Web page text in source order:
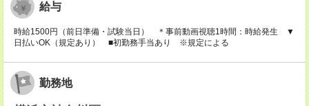
給与
時給1500円（前日準備・試験当日） ＊事前動画視聴1時間：時給発生 ▼
日払いOK（規定あり） ■初勤務手当あり ※規定による
勤務地